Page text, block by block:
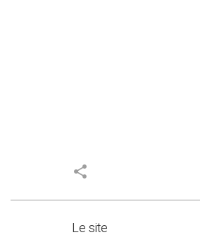
share
Le site